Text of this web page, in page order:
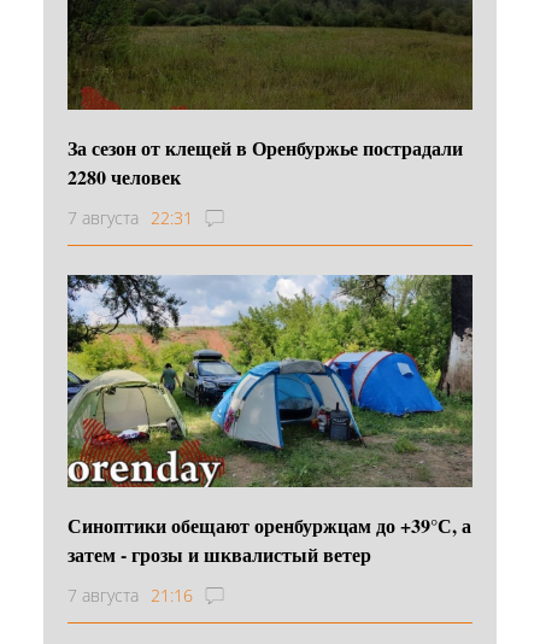
За сезон от клещей в Оренбуржье пострадали
2280 человек
7 августа 22:31
Синоптики обещают оренбуржцам до +39°С, а
затем - грозы и шквалистый ветер
7 августа 21:16